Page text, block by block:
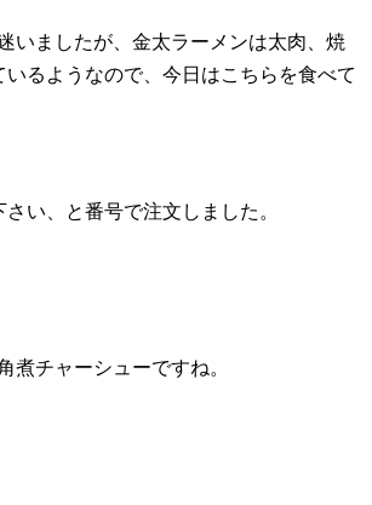
いましたが、金太ラーメンは太肉、焼
いるようなので、今日はこちらを食べて
い、と番号で注文しました。
煮チャーシューですね。